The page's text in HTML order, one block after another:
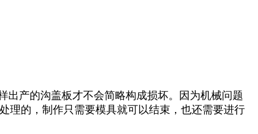
出产的沟盖板才不会简略构成损坏。因为机械问题
理的，制作只需要模具就可以结束，也还需要进行